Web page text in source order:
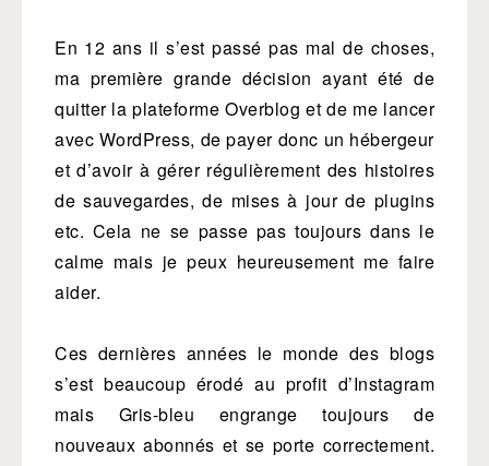
En 12 ans il s’est passé pas mal de choses,
ma première grande décision ayant été de
quitter la plateforme Overblog et de me lancer
avec WordPress, de payer donc un hébergeur
et d’avoir à gérer régulièrement des histoires
de sauvegardes, de mises à jour de plugins
etc. Cela ne se passe pas toujours dans le
calme mais je peux heureusement me faire
aider.
Ces dernières années le monde des blogs
s’est beaucoup érodé au profit d’Instagram
mais Gris-bleu engrange toujours de
nouveaux abonnés et se porte correctement.